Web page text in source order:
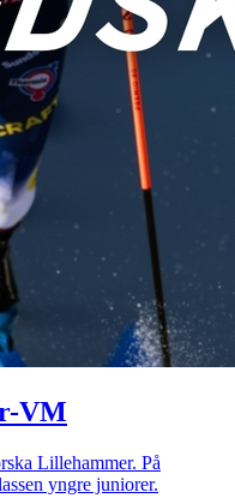
VM
Lillehammer. På
yngre juniorer.